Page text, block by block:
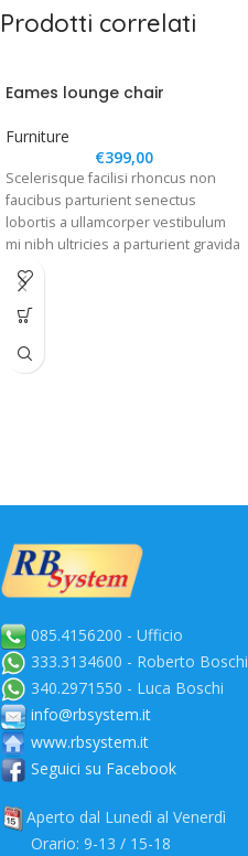
Prodotti correlati
Eames lounge chair
Furniture
€399,00
Scelerisque facilisi rhoncus non
faucibus parturient senectus
lobortis a ullamcorper vestibulum
mi nibh ultricies a parturient gravida
a vestibulum leo sem in. Est cum
torquent mi in scelerisque leo
aptent per at vitae ante eleifend
085.4156200 - Ufficio
333.3134600 - Roberto Boschi
340.2971550 - Luca Boschi
info@rbsystem.it
www.rbsystem.it
Seguici su Facebook
Aperto dal Lunedì al Venerdì
Orario: 9-13 / 15-18